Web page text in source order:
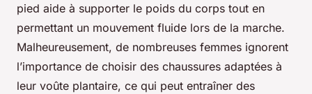
pied aide à supporter le poids du corps tout en
permettant un mouvement fluide lors de la marche.
Malheureusement, de nombreuses femmes ignorent
l’importance de choisir des chaussures adaptées à
leur voûte plantaire, ce qui peut entraîner des